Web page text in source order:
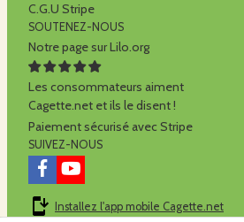
C.G.U Stripe
SOUTENEZ-NOUS
Notre page sur Lilo.org
Les consommateurs aiment
Cagette.net et ils le disent !
Paiement sécurisé avec Stripe
SUIVEZ-NOUS
Installez l'app mobile Cagette.net